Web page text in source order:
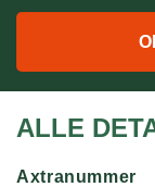
ALLE
Axtranummer